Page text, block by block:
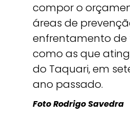
compor o
áreas de
enfrentamento de
como as que
do Taquari, em
ano passado.
Foto Rodrigo Savedra